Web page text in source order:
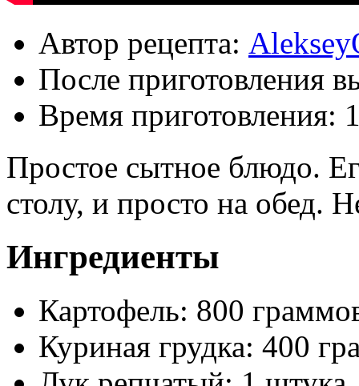
Автор рецепта:
После приготовления
Время приготовления:
Простое сытное блюдо.
столу, и просто на обед.
Ингредиенты
Картофель: 800
Куриная грудка: 400